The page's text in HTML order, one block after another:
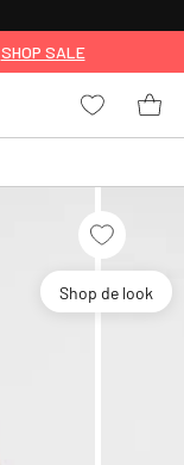
SHOP SALE
Shop de look